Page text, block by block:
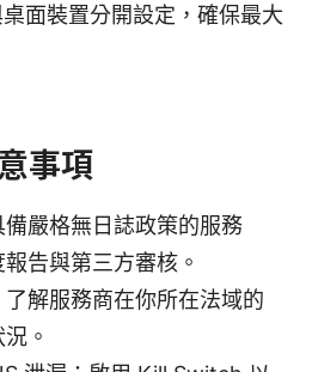
面裝置分開設定，確保最大
事項
嚴格無日誌政策的服務
告與第三方審核。
解服務商在你所在法域的
。